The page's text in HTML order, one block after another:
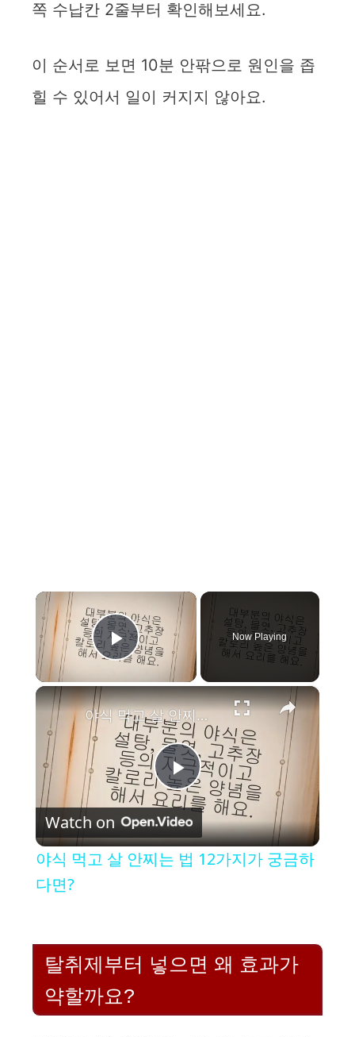
쪽 수납칸 2줄부터 확인해보세요.
이 순서로 보면 10분 안팎으로 원인을 좁
힐 수 있어서 일이 커지지 않아요.
×
Play Video
Now Playing
×
P
l
V
야식 먹고 살 안찌는 법 12가지가 궁금하다면?
Watch on
야식 먹고 살 안찌는 법 12가지가 궁금하
다면?
탈취제부터 넣으면 왜 효과가
약할까요?